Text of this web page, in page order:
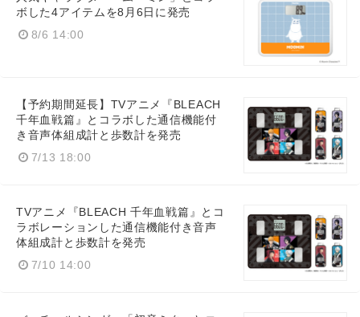
ボした4アイテムを8月6日に発売
8/6 14:00
【予約期間延長】TVアニメ『BLEACH
千年血戦篇』とコラボした通信機能付
き音声体組成計と歩数計を発売
7/13 18:00
TVアニメ『BLEACH 千年血戦篇』とコ
ラボレーションした通信機能付き音声
体組成計と歩数計を発売
7/10 14:00